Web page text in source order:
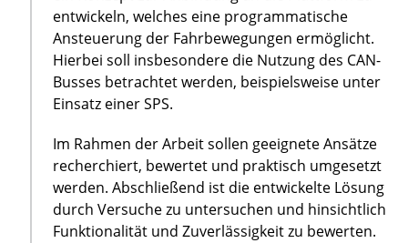
entwickeln, welches eine programmatische
Ansteuerung der Fahrbewegungen ermöglicht.
Hierbei soll insbesondere die Nutzung des CAN-
Busses betrachtet werden, beispielsweise unter
Einsatz einer SPS.
Im Rahmen der Arbeit sollen geeignete Ansätze
recherchiert, bewertet und praktisch umgesetzt
werden. Abschließend ist die entwickelte Lösung
durch Versuche zu untersuchen und hinsichtlich
Funktionalität und Zuverlässigkeit zu bewerten.